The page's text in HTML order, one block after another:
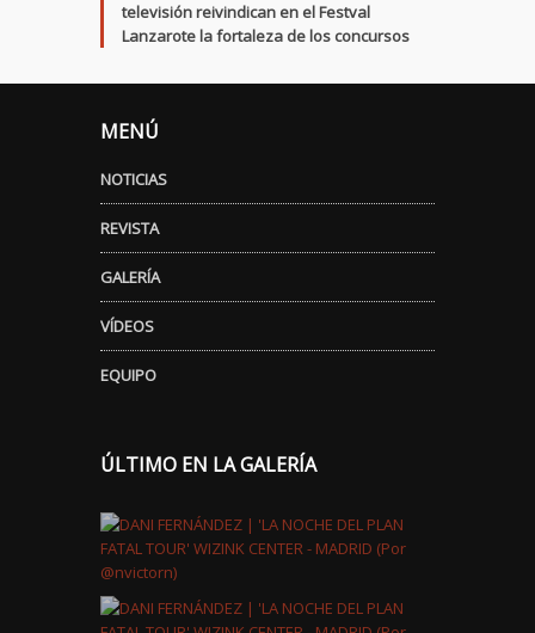
televisión reivindican en el Festval
Lanzarote la fortaleza de los concursos
MENÚ
NOTICIAS
REVISTA
GALERÍA
VÍDEOS
EQUIPO
ÚLTIMO EN LA GALERÍA